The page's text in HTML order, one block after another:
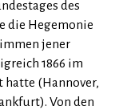
des
die Hegemonie
jener
1866 im
hatte (Hannover,
Von den